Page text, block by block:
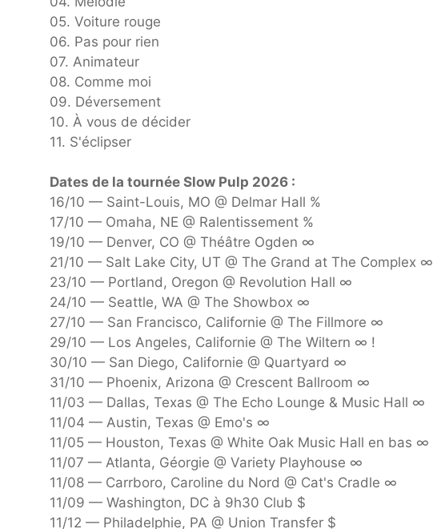
05. Voiture rouge
06. Pas pour rien
07. Animateur
08. Comme moi
09. Déversement
10. À vous de décider
11. S'éclipser
Dates de la tournée Slow Pulp 2026 :
16/10 — Saint-Louis, MO @ Delmar Hall %
17/10 — Omaha, NE @ Ralentissement %
19/10 — Denver, CO @ Théâtre Ogden ∞
21/10 — Salt Lake City, UT @ The Grand at The Complex ∞
23/10 — Portland, Oregon @ Revolution Hall ∞
24/10 — Seattle, WA @ The Showbox ∞
27/10 — San Francisco, Californie @ The Fillmore ∞
29/10 — Los Angeles, Californie @ The Wiltern ∞ !
30/10 — San Diego, Californie @ Quartyard ∞
31/10 — Phoenix, Arizona @ Crescent Ballroom ∞
11/03 — Dallas, Texas @ The Echo Lounge & Music Hall ∞
11/04 — Austin, Texas @ Emo's ∞
11/05 — Houston, Texas @ White Oak Music Hall en bas ∞
11/07 — Atlanta, Géorgie @ Variety Playhouse ∞
11/08 — Carrboro, Caroline du Nord @ Cat's Cradle ∞
11/09 — Washington, DC à 9h30 Club $
11/12 — Philadelphie, PA @ Union Transfer $